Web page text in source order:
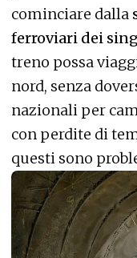
cominciare dalla
ferroviari dei
treno possa
nord, senza
nazionali per
con perdite di
questi sono